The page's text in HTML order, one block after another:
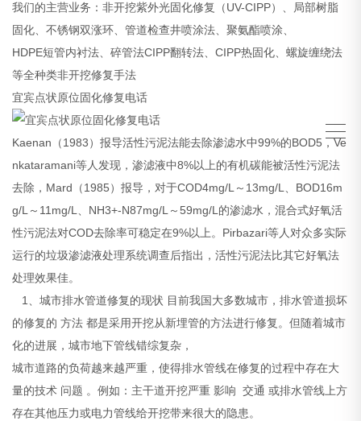
我们的主营业务：非开挖紫外光固化修复（UV-CIPP）、局部树脂
固化、不锈钢双涨环、管道检查井喷涂法、聚氨酯喷涂、
HDPE短管内衬法、碎管法CIPP翻转法、CIPP热固化、螺旋缠绕法
等全种类非开挖修复手法
宜宾点状原位固化修复电话
Kaenan（1983）报导活性污泥法能去除渗滤水中99%的BOD5，Ve
nkataramani等人发现，渗滤液中8%以上的有机碳能被活性污泥法
去除，Mard（1985）报导，对于COD4mg/L～13mg/L、BOD16m
g/L～11mg/L、NH3+-N87mg/L～59mg/L的渗滤水，混合式好氧活
性污泥法对COD去除率可稳定在9%以上。Pirbazari等人对众多实际
运行的垃圾渗滤液处理系统调查后指出，活性污泥法比其它好氧法
处理效果佳。
1、城市排水管道修复的现状 目前我国大多数城市，排水管道损坏
的修复的 方法 都是采用开挖从新埋管的方法进行修复。但随着城市
化的进展，城市地下管线错综复杂，
城市道路的负荷越来越严重，使得排水管线在修复的过程中存在大
量的技术 问题 。例如：主干道开挖严重 影响 交通 或排水管线上方
存在其他压力或电力管线给开挖带来很大的隐患。